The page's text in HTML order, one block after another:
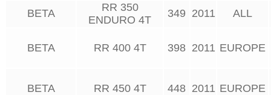
BETA
RR 350
ENDURO 4T
349 2011 ALL
BETA RR 400 4T 398 2011 EUROPE
BETA RR 450 4T 448 2011 EUROPE